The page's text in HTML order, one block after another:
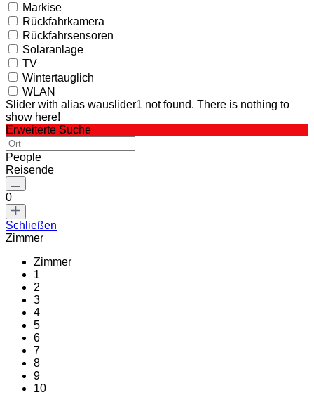
Markise
Rückfahrkamera
Rückfahrsensoren
Solaranlage
TV
Wintertauglich
WLAN
Slider with alias wauslider1 not found. There is nothing to
show here!
Erweiterte Suche
People
Reisende
0
Schließen
Zimmer
Zimmer
1
2
3
4
5
6
7
8
9
10